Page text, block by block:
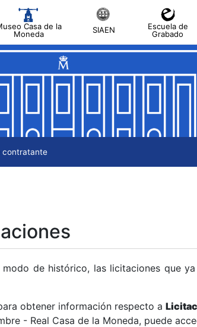
Casa de la
Moneda
SIAEN
Escuela de
Grabado
contratante
de histórico, las licitaciones que
obtener información respecto a
- Real Casa de la Moneda, puede